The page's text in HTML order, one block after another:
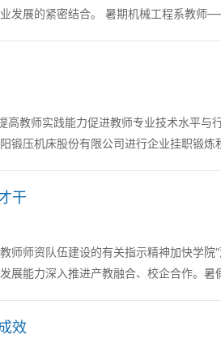
发展的紧密结合。 暑期机械工程系教师
高教师实践能力促进教师专业技术水平
有限公司进行企业挂职锻炼积累岗位实践经验。 本次
干
师师资队伍建设的有关指示精神加快学
展能力深入推进产教融合、校企合作。
效